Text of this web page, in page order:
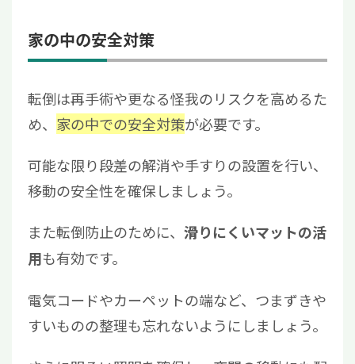
家の中の安全対策
転倒は再手術や更なる怪我のリスクを高めるた
め、 家の中での安全対策が必要です。
可能な限り段差の解消や手すりの設置を行い、
移動の安全性を確保しましょう。
また転倒防止のために、 滑りにくいマットの活
用も有効です。
電気コードやカーペットの端など、つまずきや
すいものの整理も忘れないようにしましょう。